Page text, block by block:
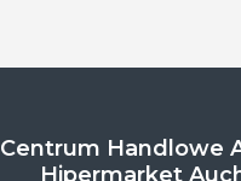
Centrum Handlowe
Hipermarket